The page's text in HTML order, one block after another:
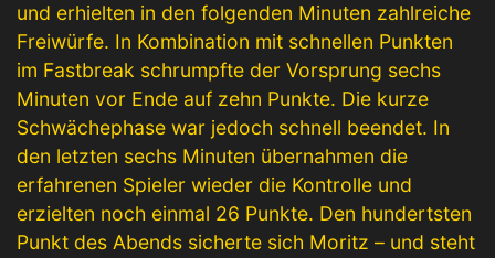
und erhielten in den folgenden Minuten zahlreiche
Freiwürfe. In Kombination mit schnellen Punkten
im Fastbreak schrumpfte der Vorsprung sechs
Minuten vor Ende auf zehn Punkte. Die kurze
Schwächephase war jedoch schnell beendet. In
den letzten sechs Minuten übernahmen die
erfahrenen Spieler wieder die Kontrolle und
erzielten noch einmal 26 Punkte. Den hundertsten
Punkt des Abends sicherte sich Moritz – und steht